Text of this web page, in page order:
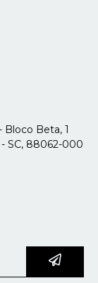
Beta, 1
SC, 88062-000